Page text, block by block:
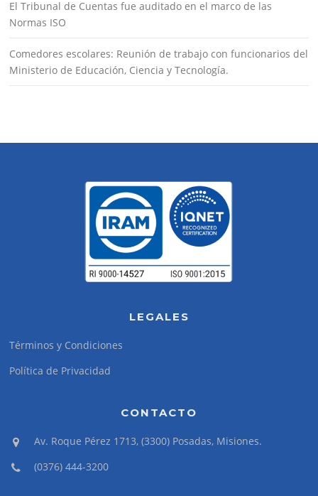
El Tribunal de Cuentas fue auditado en el marco de las
Normas ISO
Comedores escolares: Reunión de trabajo con funcionarios del
Ministerio de Educación, Ciencia y Tecnología.
LEGALES
Términos y Condiciones
Política de Privacidad
CONTACTO
Av. Roque Pérez 1713, (3300) Posadas, Misiones.
(0376) 444-3200